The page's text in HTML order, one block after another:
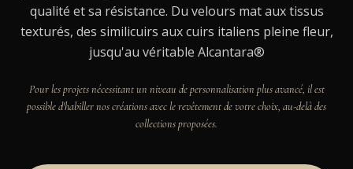
qualité et sa résistance. Du velours mat aux tissus
texturés, des similicuirs aux cuirs italiens pleine fleur,
jusqu'au véritable Alcantara®
Pour les projets nécessitant un niveau de personnalisation plus avancé, il est
possible d'habiller nos créations avec le revêtement de votre choix, au-delà des
collections proposées.